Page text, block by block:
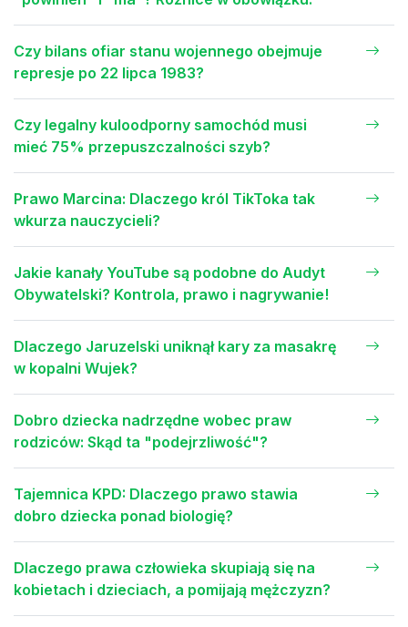
Czy bilans ofiar stanu wojennego obejmuje
represje po 22 lipca 1983?
Czy legalny kuloodporny samochód musi
mieć 75% przepuszczalności szyb?
Prawo Marcina: Dlaczego król TikToka tak
wkurza nauczycieli?
Jakie kanały YouTube są podobne do Audyt
Obywatelski? Kontrola, prawo i nagrywanie!
Dlaczego Jaruzelski uniknął kary za masakrę
w kopalni Wujek?
Dobro dziecka nadrzędne wobec praw
rodziców: Skąd ta "podejrzliwość"?
Tajemnica KPD: Dlaczego prawo stawia
dobro dziecka ponad biologię?
Dlaczego prawa człowieka skupiają się na
kobietach i dzieciach, a pomijają mężczyzn?